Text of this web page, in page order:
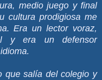
medio juego y final
cultura prodigiosa me
Era un lector voraz,
y era un defensor
que salía del colegio y